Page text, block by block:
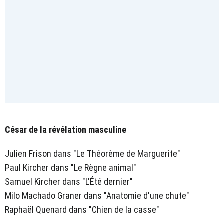
César de la révélation masculine
Julien Frison dans "Le Théorème de Marguerite"
Paul Kircher dans "Le Règne animal"
Samuel Kircher dans "L'Été dernier"
Milo Machado Graner dans "Anatomie d'une chute"
Raphaël Quenard dans "Chien de la casse"